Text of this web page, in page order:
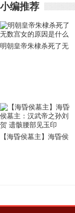
小编推荐
明朝皇帝朱棣杀死了无
【海昏侯墓主】海昏侯